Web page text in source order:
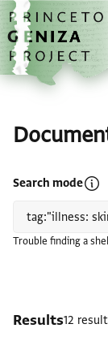
Skip to main content
home
Search mode
Trouble finding a
Results12